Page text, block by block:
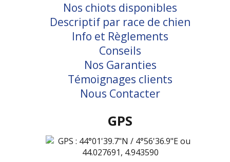
Nos chiots disponibles
Descriptif par race de chien
Info et Règlements
Conseils
Nos Garanties
Témoignages clients
Nous Contacter
GPS